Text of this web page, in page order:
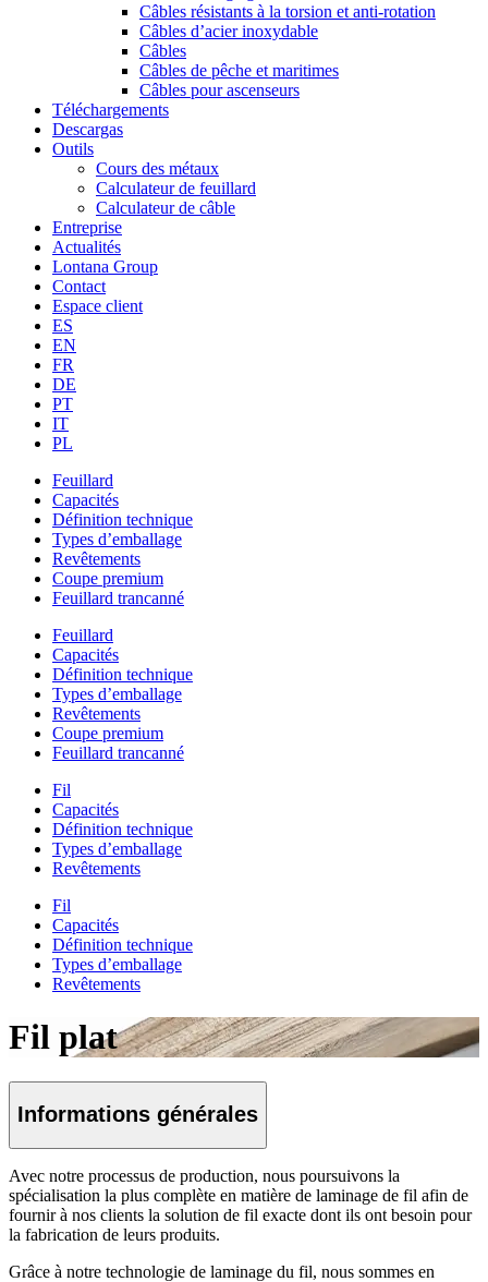
Câbles résistants à la torsion et anti-rotation
Câbles d’acier inoxydable
Câbles
Câbles de pêche et maritimes
Câbles pour ascenseurs
Téléchargements
Descargas
Outils
Cours des métaux
Calculateur de feuillard
Calculateur de câble
Entreprise
Actualités
Lontana Group
Contact
Espace client
ES
EN
FR
DE
PT
IT
PL
Feuillard
Capacités
Définition technique
Types d’emballage
Revêtements
Coupe premium
Feuillard trancanné
Feuillard
Capacités
Définition technique
Types d’emballage
Revêtements
Coupe premium
Feuillard trancanné
Fil
Capacités
Définition technique
Types d’emballage
Revêtements
Fil
Capacités
Définition technique
Types d’emballage
Revêtements
Fil plat
Informations générales
Avec notre processus de production, nous poursuivons la
spécialisation la plus complète en matière de laminage de fil afin de
fournir à nos clients la solution de fil exacte dont ils ont besoin pour
la fabrication de leurs produits.
Grâce à notre technologie de laminage du fil, nous sommes en